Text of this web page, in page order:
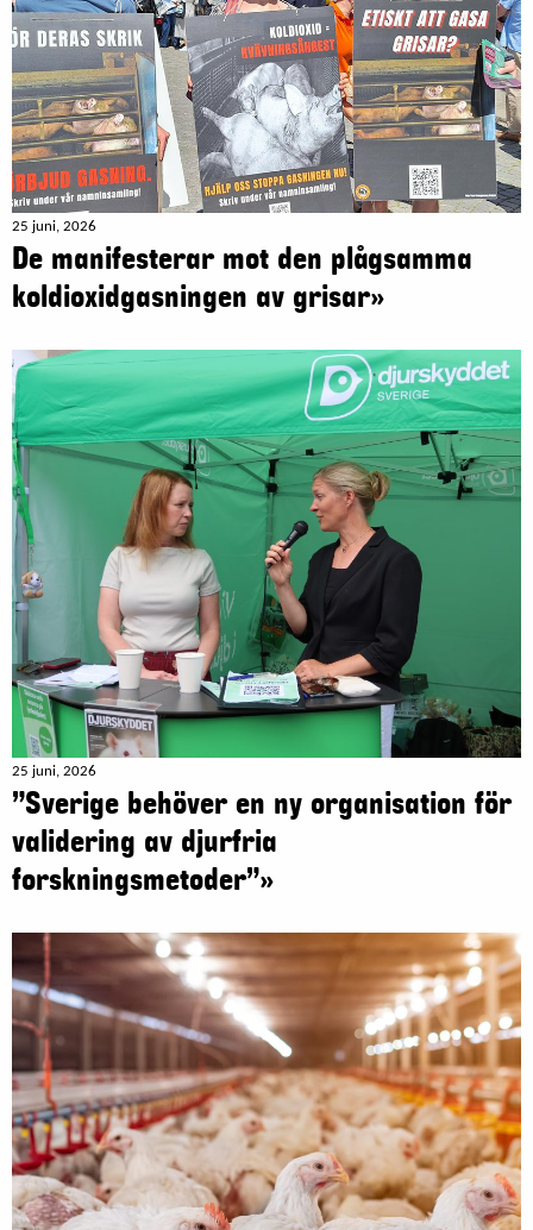
25 juni, 2026
De manifesterar mot den plågsamma
koldioxidgasningen av grisar»
25 juni, 2026
”Sverige behöver en ny organisation för
validering av djurfria
forskningsmetoder”»